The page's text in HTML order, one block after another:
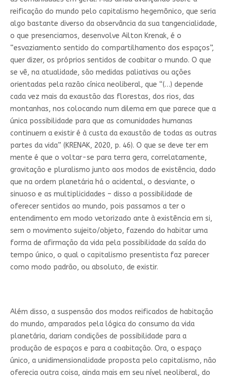
reificação do mundo pelo capitalismo hegemônico, que seria
algo bastante diverso da observância da sua tangencialidade,
o que presenciamos, desenvolve Ailton Krenak, é o
“esvaziamento sentido do compartilhamento dos espaços”,
quer dizer, os próprios sentidos de coabitar o mundo. O que
se vê, na atualidade, são medidas paliativas ou ações
orientadas pela razão cínica neoliberal, que “(…) depende
cada vez mais da exaustão das florestas, dos rios, das
montanhas, nos colocando num dilema em que parece que a
única possibilidade para que as comunidades humanas
continuem a existir é à custa da exaustão de todas as outras
partes da vida” (KRENAK, 2020, p. 46). O que se deve ter em
mente é que o voltar-se para terra gera, correlatamente,
gravitação e pluralismo junto aos modos de existência, dado
que na ordem planetária há o acidental, o desviante, o
sinuoso e as multiplicidades – disso a possibilidade de
oferecer sentidos ao mundo, pois passamos a ter o
entendimento em modo vetorizado ante à existência em si,
sem o movimento sujeito/objeto, fazendo do habitar uma
forma de afirmação da vida pela possibilidade da saída do
tempo único, o qual o capitalismo presentista faz parecer
como modo padrão, ou absoluto, de existir.
Além disso, a suspensão dos modos reificados de habitação
do mundo, amparados pela lógica do consumo da vida
planetária, dariam condições de possibilidade para a
produção de espaços e para a coabitação. Ora, o espaço
único, a unidimensionalidade proposta pelo capitalismo, não
oferecia outra coisa, ainda mais em seu nível neoliberal, do